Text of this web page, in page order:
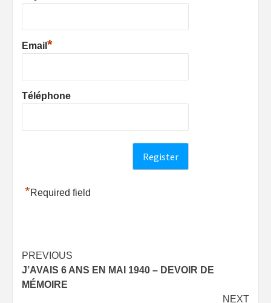
Email *
Téléphone
*Required field
Post
navigation
PREVIOUS
J’AVAIS 6 ANS EN MAI 1940 – DEVOIR DE
MÉMOIRE
NEXT